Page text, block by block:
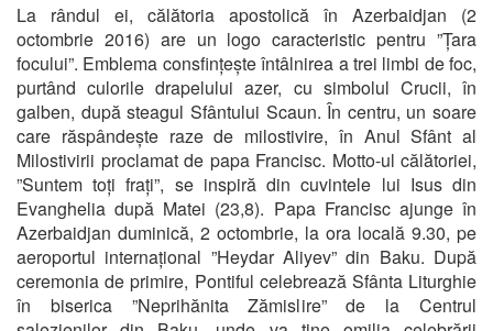
La rândul ei, călătoria apostolică în Azerbaidjan (2
octombrie 2016) are un logo caracteristic pentru ”Țara
focului”. Emblema consfințește întâlnirea a trei limbi de foc,
purtând culorile drapelului azer, cu simbolul Crucii, în
galben, după steagul Sfântului Scaun. În centru, un soare
care răspândește raze de milostivire, în Anul Sfânt al
Milostivirii proclamat de papa Francisc. Motto-ul călătoriei,
”Suntem toți frați”, se inspiră din cuvintele lui Isus din
Evanghelia după Matei (23,8). Papa Francisc ajunge în
Azerbaidjan duminică, 2 octombrie, la ora locală 9.30, pe
aeroportul internațional ”Heydar Aliyev” din Baku. După
ceremonia de primire, Pontiful celebrează Sfânta Liturghie
în biserica ”Neprihănita Zămislire” de la Centrul